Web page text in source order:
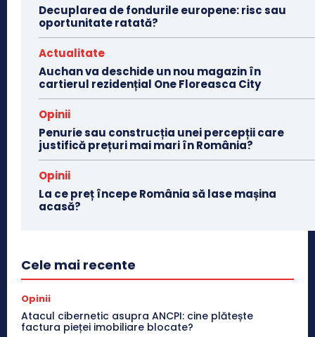
Decuplarea de fondurile europene: risc sau
oportunitate ratată?
Actualitate
Auchan va deschide un nou magazin în
cartierul rezidențial One Floreasca City
Opinii
Penurie sau construcția unei percepții care
justifică prețuri mai mari în România?
Opinii
La ce preț începe România să lase mașina
acasă?
Cele mai recente
Opinii
Atacul cibernetic asupra ANCPI: cine plătește
factura pieței imobiliare blocate?